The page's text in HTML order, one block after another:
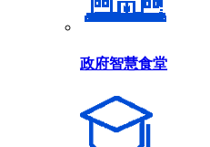
政府智慧食堂